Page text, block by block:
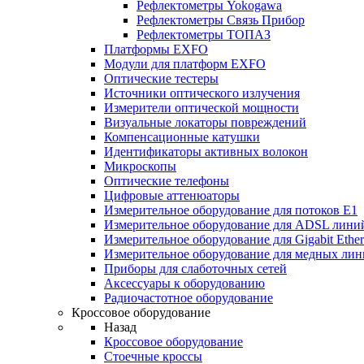
Рефлектометры Yokogawa
Рефлектометры Связь Прибор
Рефлектометры ТОПАЗ
Платформы EXFO
Модули для платформ EXFO
Оптические тестеры
Источники оптического излучения
Измерители оптической мощности
Визуальные локаторы повреждений
Компенсационные катушки
Идентификаторы активных волокон
Микроскопы
Оптические телефоны
Цифровые аттенюаторы
Измерительное оборудование для потоков Е1
Измерительное оборудование для ADSL
Измерительное оборудование для Gigabit
Измерительное оборудование для медных
Приборы для слаботочных сетей
Аксессуары к оборудованию
Радиочастотное оборудование
Кроссовое оборудование
Назад
Кроссовое оборудование
Стоечные кроссы